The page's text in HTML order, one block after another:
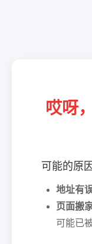
哎呀
可能的原因
地址有误
页面搬家
可能已